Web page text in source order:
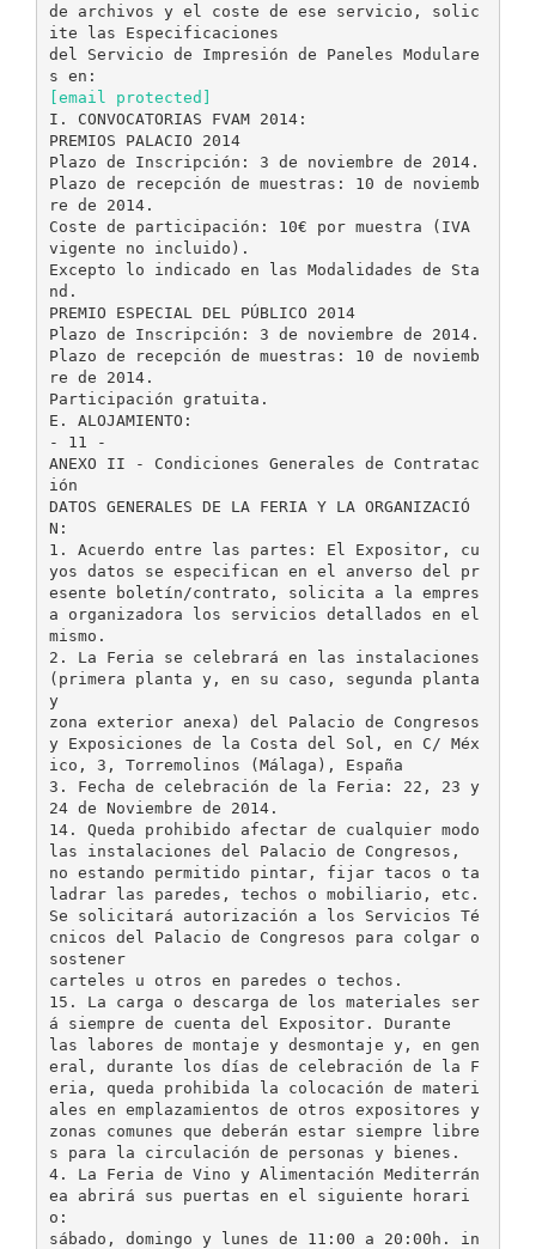
de archivos y el coste de ese servicio, solic
ite las Especificaciones
del Servicio de Impresión de Paneles Modulare
[email protected]
I. CONVOCATORIAS FVAM 2014:
PREMIOS PALACIO 2014
Plazo de Inscripción: 3 de noviembre de 2014.
Plazo de recepción de muestras: 10 de noviemb
re de 2014.
Coste de participación: 10€ por muestra (IVA
vigente no incluido).
Excepto lo indicado en las Modalidades de Sta
nd.
PREMIO ESPECIAL DEL PÚBLICO 2014
Plazo de Inscripción: 3 de noviembre de 2014.
Plazo de recepción de muestras: 10 de noviemb
re de 2014.
Participación gratuita.
E. ALOJAMIENTO:
- 11 -
ANEXO II - Condiciones Generales de Contratac
ión
DATOS GENERALES DE LA FERIA Y LA ORGANIZACIÓ
N:
1. Acuerdo entre las partes: El Expositor, cu
yos datos se especifican en el anverso del pr
esente boletín/contrato, solicita a la empres
a organizadora los servicios detallados en el
mismo.
2. La Feria se celebrará en las instalaciones
(primera planta y, en su caso, segunda planta
y
zona exterior anexa) del Palacio de Congresos
y Exposiciones de la Costa del Sol, en C/ Méx
ico, 3, Torremolinos (Málaga), España
3. Fecha de celebración de la Feria: 22, 23 y
24 de Noviembre de 2014.
14. Queda prohibido afectar de cualquier modo
las instalaciones del Palacio de Congresos,
no estando permitido pintar, fijar tacos o ta
ladrar las paredes, techos o mobiliario, etc.
Se solicitará autorización a los Servicios Té
cnicos del Palacio de Congresos para colgar o
sostener
carteles u otros en paredes o techos.
15. La carga o descarga de los materiales ser
á siempre de cuenta del Expositor. Durante
las labores de montaje y desmontaje y, en gen
eral, durante los días de celebración de la F
eria, queda prohibida la colocación de materi
ales en emplazamientos de otros expositores y
zonas comunes que deberán estar siempre libre
s para la circulación de personas y bienes.
4. La Feria de Vino y Alimentación Mediterrán
ea abrirá sus puertas en el siguiente horari
o:
sábado, domingo y lunes de 11:00 a 20:00h. in